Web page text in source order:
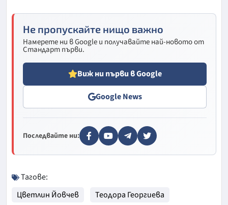
Не пропускайте нищо важно
Намерете ни в Google и получавайте най-новото от
Стандарт първи.
Виж ни първи в Google
Google News
Последвайте ни:
Тагове:
Цветлин Йовчев
Теодора Георгиева